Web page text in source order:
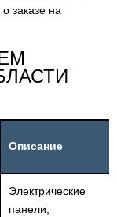
INF
заказе на
Описание
Электрические
панели,